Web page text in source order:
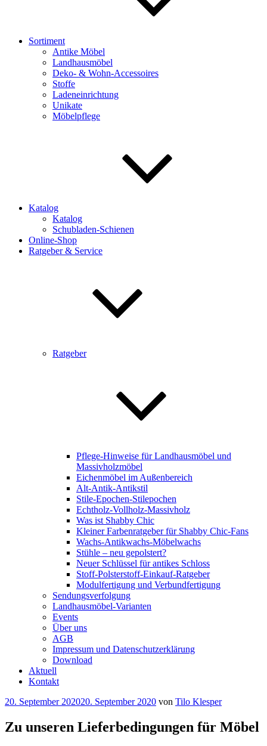
Sortiment
Antike Möbel
Landhausmöbel
Deko- & Wohn-Accessoires
Stoffe
Ladeneinrichtung
Unikate
Möbelpflege
Katalog
Katalog
Schubladen-Schienen
Online-Shop
Ratgeber & Service
Ratgeber
Pflege-Hinweise für Landhausmöbel und
Massivholzmöbel
Eichenmöbel im Außenbereich
Alt-Antik-Antikstil
Stile-Epochen-Stilepochen
Echtholz-Vollholz-Massivholz
Was ist Shabby Chic
Kleiner Farbenratgeber für Shabby Chic-Fans
Wachs-Antikwachs-Möbelwachs
Stühle – neu gepolstert?
Neuer Schlüssel für antikes Schloss
Stoff-Polsterstoff-Einkauf-Ratgeber
Modulfertigung und Verbundfertigung
Sendungsverfolgung
Landhausmöbel-Varianten
Events
Über uns
AGB
Impressum und Datenschutzerklärung
Download
Aktuell
Kontakt
Veröffentlicht
20. September 202020. September 2020 von Tilo Klesper
Zu unseren Lieferbedingungen für Möbel